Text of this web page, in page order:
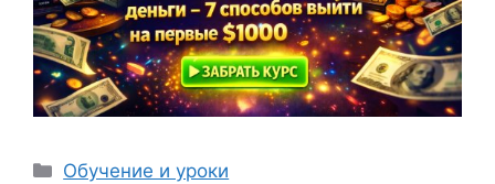
Рубрики
Обучение и уроки